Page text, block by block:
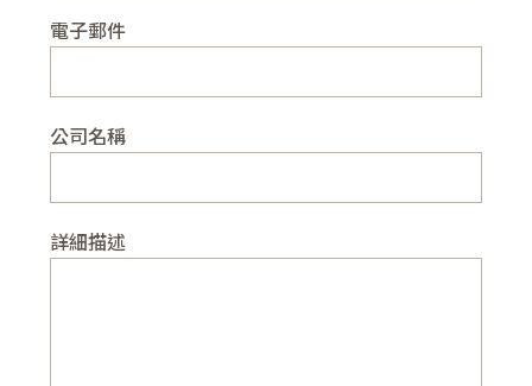
電子郵件
公司名稱
詳細描述